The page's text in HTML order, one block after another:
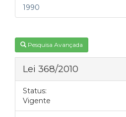
1990
Pesquisa Avançada
Lei 368/2010
Status:
Vigente